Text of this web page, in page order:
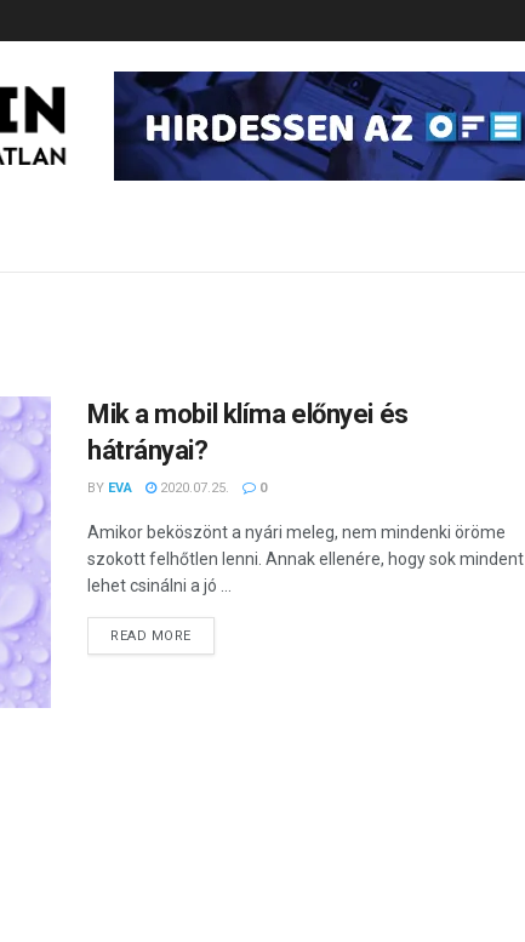
Mik a mobil klíma előnyei és
hátrányai?
BY EVA 2020.07.25. 0
Amikor beköszönt a nyári meleg, nem mindenki öröme
szokott felhőtlen lenni. Annak ellenére, hogy sok mindent
lehet csinálni a jó ...
READ MOREDETAILS